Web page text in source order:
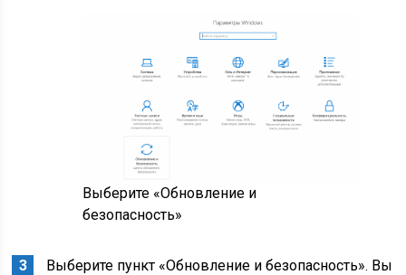
Выберите «Обновление и
безопасность»
Выберите пункт «Обновление и безопасность». Вы